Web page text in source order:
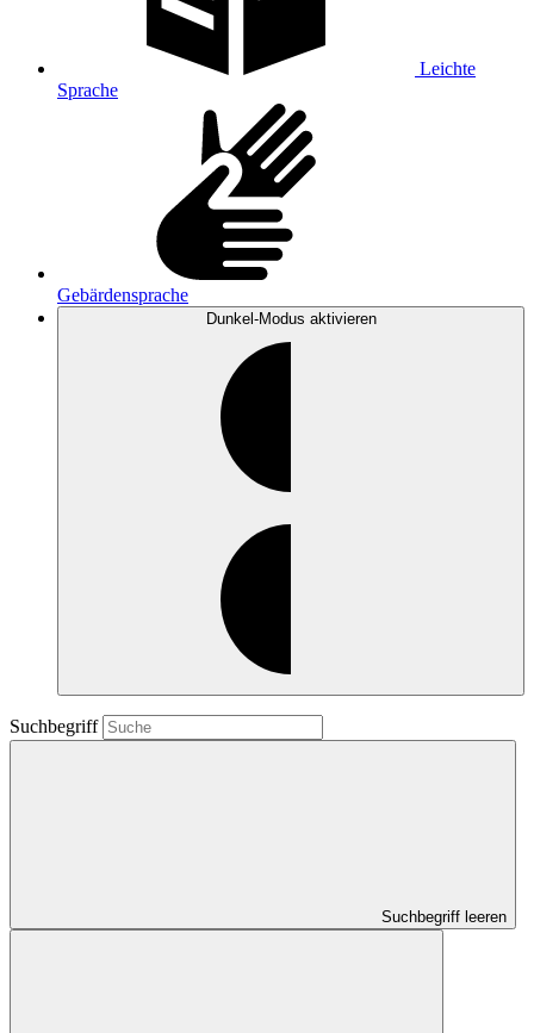
Leichte
Sprache
Gebärdensprache
Dunkel-Modus aktivieren
Suchbegriff
Suchbegriff leeren